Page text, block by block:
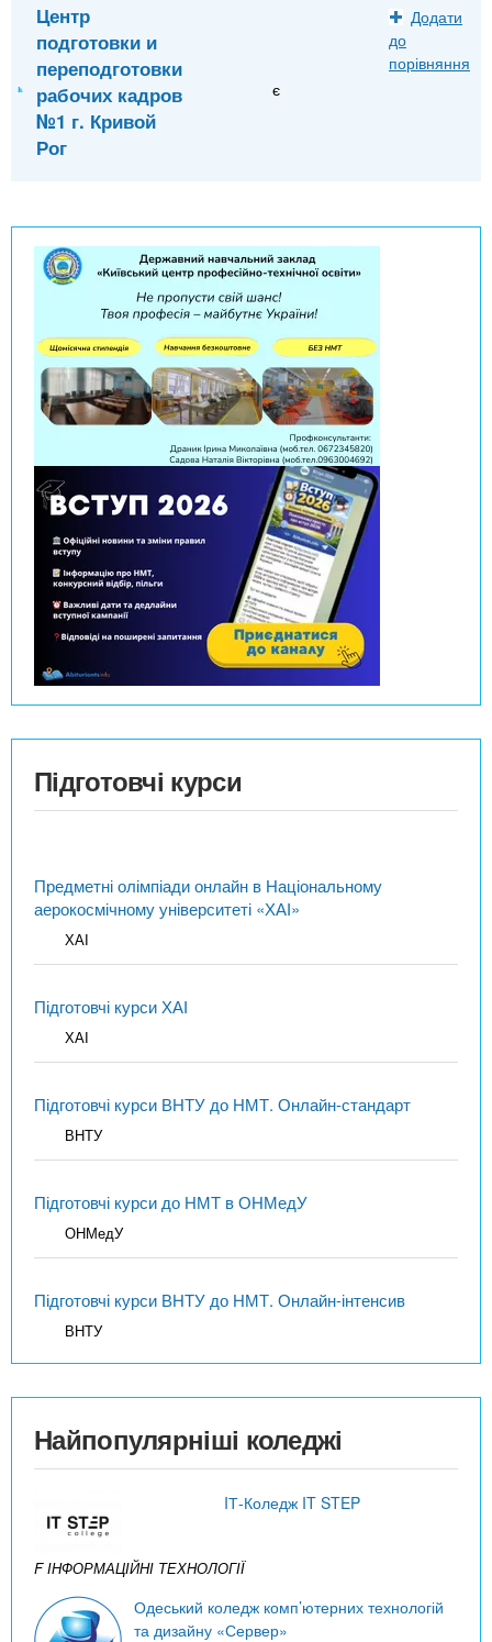
Центр
подготовки и
переподготовки
рабочих кадров
№1 г. Кривой
Рог
є
Додати
до
порівняння
Підготовчі курси
Предметні олімпіади онлайн в Національному
аерокосмічному університеті «ХАІ»
ХАІ
Підготовчі курси ХАІ
ХАІ
Підготовчі курси ВНТУ до НМТ. Онлайн-стандарт
ВНТУ
Підготовчі курси до НМТ в ОНМедУ
ОНМедУ
Підготовчі курси ВНТУ до НМТ. Онлайн-інтенсив
ВНТУ
Найпопулярніші коледжі
IТ-Коледж IT STEP
F ІНФОРМАЦІЙНІ ТЕХНОЛОГІЇ
Одеський коледж комп’ютерних технологій
та дизайну «Сервер»